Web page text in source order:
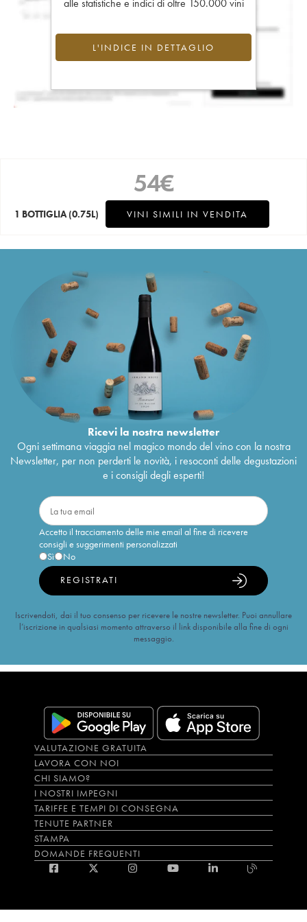
L'INDICE IN DETTAGLIO
54€
1 BOTTIGLIA (0.75L) VINI SIMILI IN VENDITA
Ricevi la nostra newsletter
Ogni settimana viaggia nel magico mondo del vino con la nostra
Newsletter, per non perderti le novità, i resoconti delle degustazioni
e i consigli degli esperti!
Accetto il tracciamento delle mie email al fine di ricevere
consigli e suggerimenti personalizzati
Sì
No
REGISTRATI
Iscrivendoti, dai il tuo consenso per ricevere le nostre newsletter. Puoi annullare
l’iscrizione in qualsiasi momento attraverso il link disponibile alla fine di ogni
messaggio.
VALUTAZIONE GRATUITA
LAVORA CON NOI
CHI SIAMO?
I NOSTRI IMPEGNI
TARIFFE E TEMPI DI CONSEGNA
TENUTE PARTNER
STAMPA
DOMANDE FREQUENTI